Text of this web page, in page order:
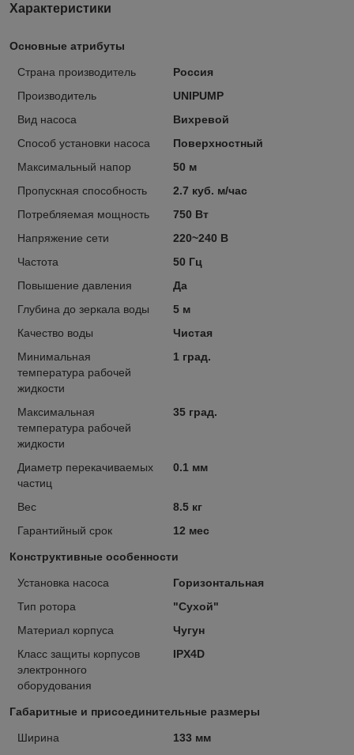
Характеристики
Основные атрибуты
Страна производитель
Россия
Производитель
UNIPUMP
Вид насоса
Вихревой
Способ установки насоса
Поверхностный
Максимальный напор
50 м
Пропускная способность
2.7 куб. м/час
Потребляемая мощность
750 Вт
Напряжение сети
220~240 В
Частота
50 Гц
Повышение давления
Да
Глубина до зеркала воды
5 м
Качество воды
Чистая
Минимальная
температура рабочей
жидкости
1 град.
Максимальная
температура рабочей
жидкости
35 град.
Диаметр перекачиваемых
частиц
0.1 мм
Вес
8.5 кг
Гарантийный срок
12 мес
Конструктивные особенности
Установка насоса
Горизонтальная
Тип ротора
"Сухой"
Материал корпуса
Чугун
Класс защиты корпусов
электронного
оборудования
IPX4D
Габаритные и присоединительные размеры
Ширина
133 мм